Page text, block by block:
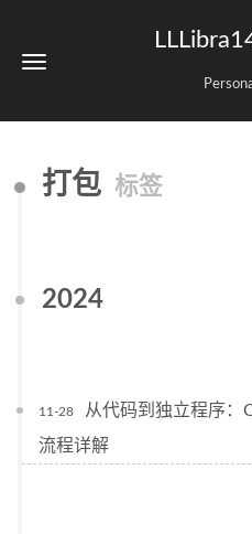
打包 标签
2024
11-28
从代码到独立程序：
流程详解